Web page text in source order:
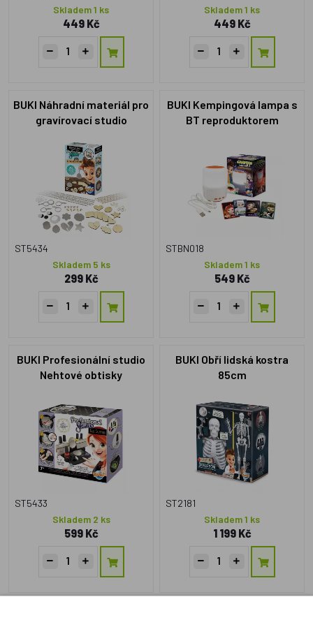
Skladem 1 ks
449 Kč
Skladem 1 ks
449 Kč
BUKI Náhradní materiál pro
gravírovací studio
ST5434
Skladem 5 ks
299 Kč
BUKI Kempingová lampa s
BT reproduktorem
STBN018
Skladem 1 ks
549 Kč
BUKI Profesionální studio
Nehtové obtisky
ST5433
Skladem 2 ks
599 Kč
BUKI Obří lidská kostra
85cm
ST2181
Skladem 1 ks
1 199 Kč